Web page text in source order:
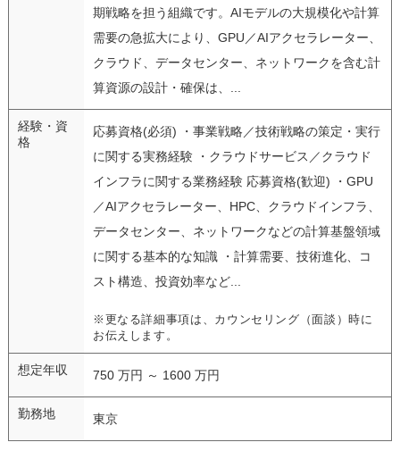
期戦略を担う組織です。AIモデルの大規模化や計算
需要の急拡大により、GPU／AIアクセラレーター、
クラウド、データセンター、ネットワークを含む計
算資源の設計・確保は、...
経験・資
格
応募資格(必須) ・事業戦略／技術戦略の策定・実行
に関する実務経験 ・クラウドサービス／クラウド
インフラに関する業務経験 応募資格(歓迎) ・GPU
／AIアクセラレーター、HPC、クラウドインフラ、
データセンター、ネットワークなどの計算基盤領域
に関する基本的な知識 ・計算需要、技術進化、コ
スト構造、投資効率など...
※更なる詳細事項は、カウンセリング（面談）時に
お伝えします。
想定年収 750 万円 ～ 1600 万円
勤務地 東京